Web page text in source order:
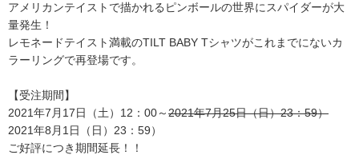
アメリカンテイストで描かれるピンボールの世界にスパイダーが大
量発生！
レモネードテイスト満載のTILT BABY Tシャツがこれまでにないカ
ラーリングで再登場です。
【受注期間】
2021年7月17日（土）12：00～2021年7月25日（日）23：59）
2021年8月1日（日）23：59）
ご好評につき期間延長！！